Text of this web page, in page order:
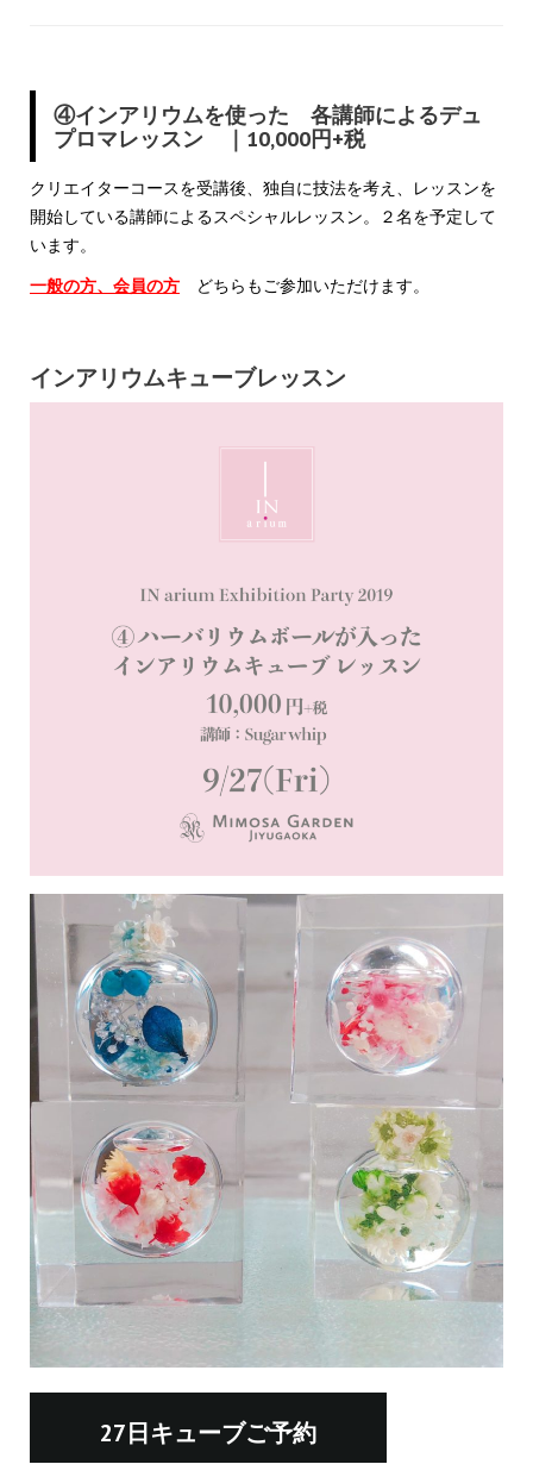
④インアリウムを使った 各講師によるデュ
プロマレッスン ｜10,000円+税
クリエイターコースを受講後、独自に技法を考え、レッスンを
開始している講師によるスペシャルレッスン。２名を予定して
います。
一般の方、会員の方 どちらもご参加いただけます。
インアリウムキューブレッスン
27日キューブご予約